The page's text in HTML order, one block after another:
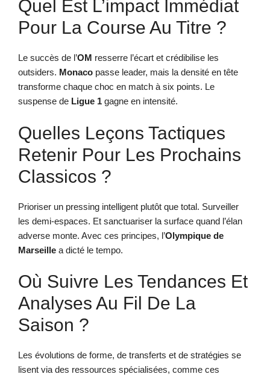
Quel Est L’impact Immédiat
Pour La Course Au Titre ?
Le succès de l’OM resserre l’écart et crédibilise les
outsiders. Monaco passe leader, mais la densité en tête
transforme chaque choc en match à six points. Le
suspense de Ligue 1 gagne en intensité.
Quelles Leçons Tactiques
Retenir Pour Les Prochains
Classicos ?
Prioriser un pressing intelligent plutôt que total. Surveiller
les demi-espaces. Et sanctuariser la surface quand l’élan
adverse monte. Avec ces principes, l’Olympique de
Marseille a dicté le tempo.
Où Suivre Les Tendances Et
Analyses Au Fil De La
Saison ?
Les évolutions de forme, de transferts et de stratégies se
lisent via des ressources spécialisées, comme ces